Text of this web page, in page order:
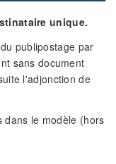
unique.
publipostage par
sans document
l'adjonction de
le modèle (hors